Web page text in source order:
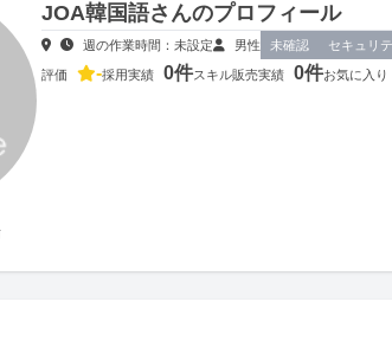
JOA韓国語さんのプロフィール
週の作業時間：未設定 男性 未確認 セキュリ
評価 -採用実績 0件スキル販売実績 0件お気に入り